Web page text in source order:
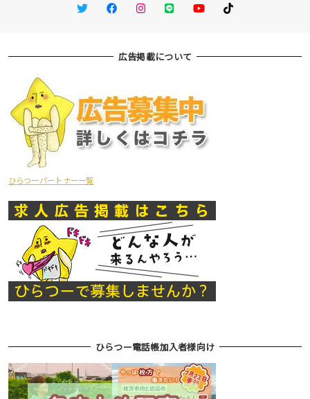
TwitterFacebookInstagram
LINE You TubeTikTok
広告掲載について
ひらつーパートナー一覧
ひらつー電話帳加入者様向け